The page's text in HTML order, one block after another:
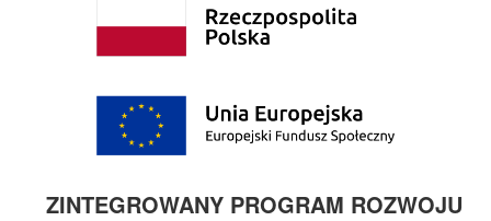
ZINTEGROWANY PROGRAM ROZWOJU